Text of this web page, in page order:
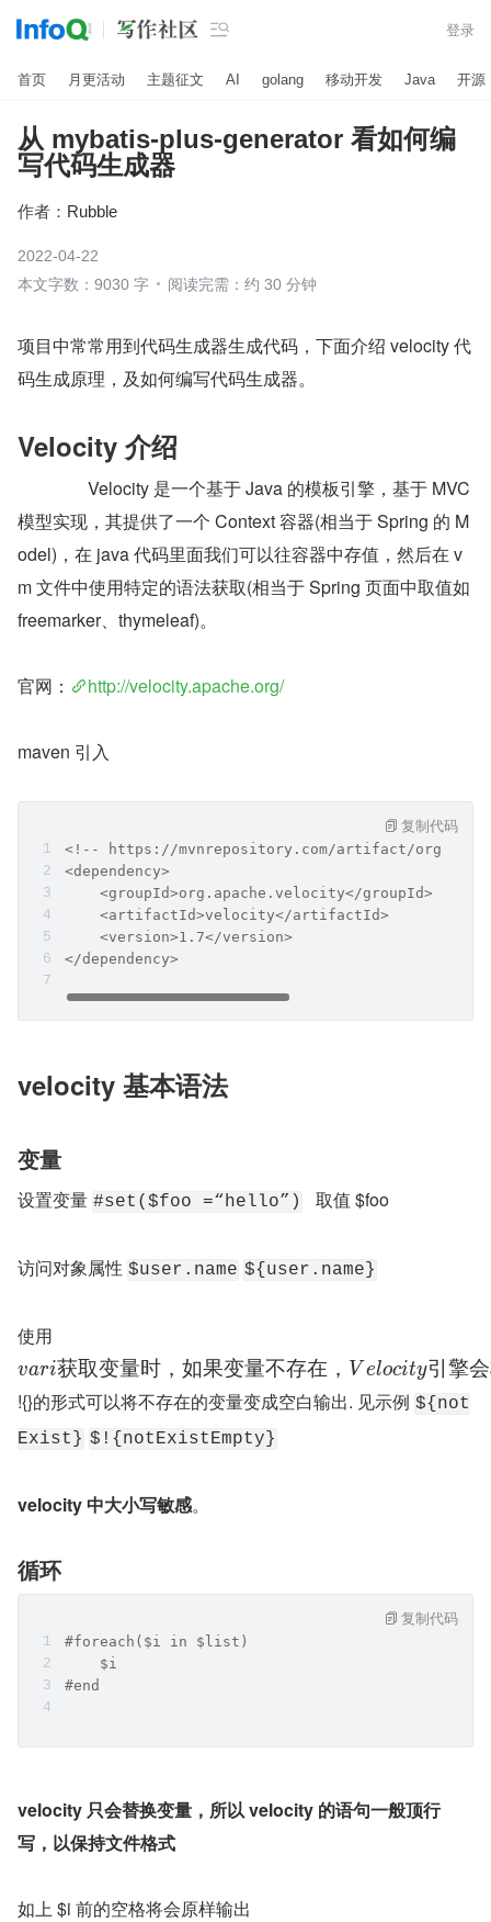
 登录
首页 月更活动 主题征文 AI golang 移动开发 Java 开源
从 mybatis-plus-generator 看如何编
写代码生成器
作者： Rubble
2022-04-22
本文字数：9030 字
阅读完需：约 30 分钟
项目中常常用到代码生成器生成代码，下面介绍 velocity 代
码生成原理，及如何编写代码生成器。
Velocity 介绍
模型实现，其提供了一个 Context 容器(相当于 Spring 的 M
odel)，在 java 代码里面我们可以往容器中存值，然后在 v
m 文件中使用特定的语法获取(相当于 Spring 页面中取值如
freemarker、thymeleaf)。
官网： http://velocity.apache.org/
maven 引入
<!-- https://mvnrepository.com/artifact/
<dependency>
    <groupId>org.apache.velocity</groupId>
    <artifactId>velocity</artifactId>
    <version>1.7</version>
</dependency>
复制代码
velocity 基本语法
变量
设置变量 #set($foo =“hello”)
   取值 $foo
访问对象属性 $user.name ${user.name}
使用
vari获取变量时 ，如果变量不存在 ， V elocity引 擎会
!{}的形式可以将不存在的变量变成空白输出. 见示例 ${not
Exist} $!{notExistEmpty}
velocity 中大小写敏感。
循环
#foreach($i in $list)
    $i
#end
复制代码
velocity 只会替换变量，所以 velocity 的语句一般顶行
写，以保持文件格式
如上 $i 前的空格将会原样输出